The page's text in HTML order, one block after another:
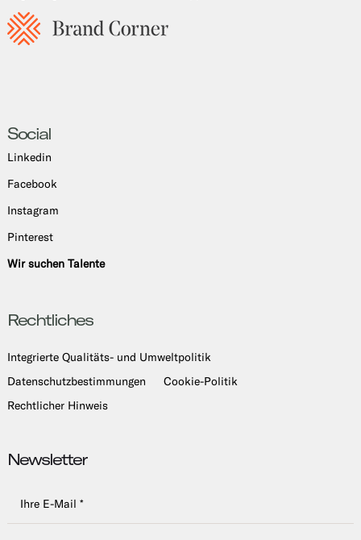
Social
Linkedin
Facebook
Instagram
Pinterest
Wir suchen Talente
Rechtliches
Integrierte Qualitäts- und Umweltpolitik
Datenschutzbestimmungen
Cookie-Politik
Rechtlicher Hinweis
Newsletter